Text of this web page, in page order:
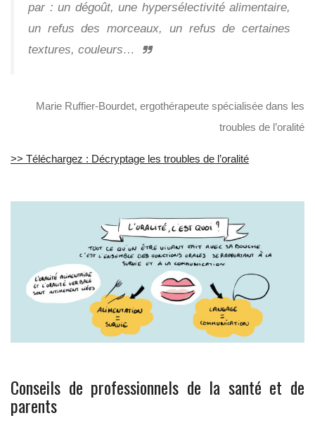
par : un dégoût, une hypersélectivité alimentaire,
un refus des morceaux, un refus de certaines
textures, couleurs…
Marie Ruffier-Bourdet, ergothérapeute spécialisée dans les
troubles de l’oralité
>> Téléchargez : Décryptage les troubles de l’oralité
Conseils de professionnels de la santé et de
parents